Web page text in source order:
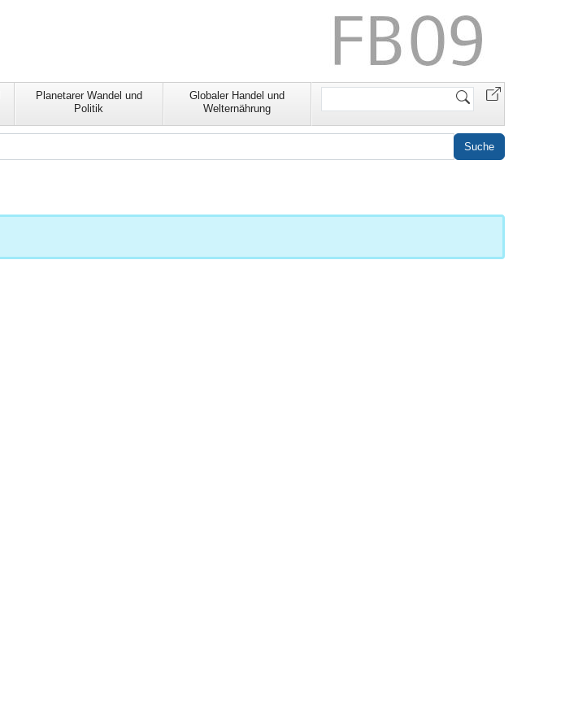
Planetarer Wandel und
Politik
Globaler Handel und
Welternährung
Website